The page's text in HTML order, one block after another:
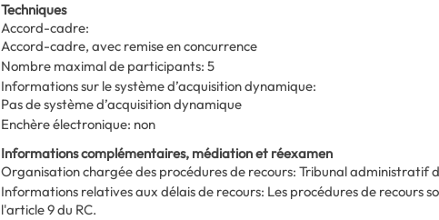
Techniques
Accord-cadre:
Accord-cadre, avec remise en concurrence
Nombre maximal de participants: 5
Informations sur le système d’acquisition dynamique:
Pas de système d’acquisition dynamique
Enchère électronique: non
Informations complémentaires, médiation et réexamen
Organisation chargée des procédures de recours: Tribunal administratif
Informations relatives aux délais de recours: Les procédures de recours
l'article 9 du RC.